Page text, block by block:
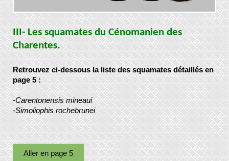
III- Les squamates du Cénomanien des
Charentes.
Retrouvez ci-dessous la liste des squamates détaillés en
page 5 :
-Carentonensis mineaui
-Simoliophis rochebrunei
Aller en page 5